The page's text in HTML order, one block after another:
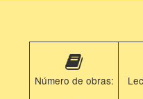
Número de obras: